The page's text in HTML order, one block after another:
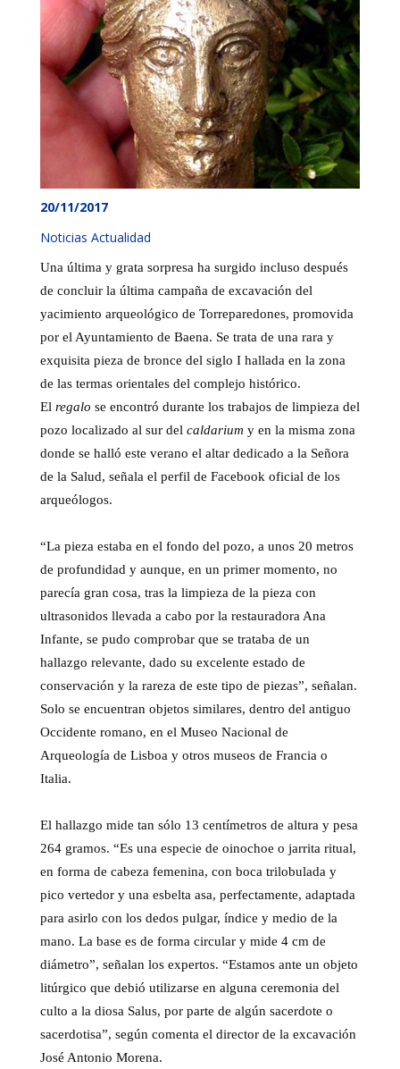
20/11/2017
Noticias Actualidad
Una última y grata sorpresa ha surgido incluso después
de concluir la última campaña de excavación del
yacimiento arqueológico de Torreparedones, promovida
por el Ayuntamiento de Baena. Se trata de una rara y
exquisita pieza de bronce del siglo I hallada en la zona
de las termas orientales del complejo histórico.
El regalo se encontró durante los trabajos de limpieza del
pozo localizado al sur del caldarium y en la misma zona
donde se halló este verano el altar dedicado a la Señora
de la Salud, señala el perfil de Facebook oficial de los
arqueólogos.
“La pieza estaba en el fondo del pozo, a unos 20 metros
de profundidad y aunque, en un primer momento, no
parecía gran cosa, tras la limpieza de la pieza con
ultrasonidos llevada a cabo por la restauradora Ana
Infante, se pudo comprobar que se trataba de un
hallazgo relevante, dado su excelente estado de
conservación y la rareza de este tipo de piezas”, señalan.
Solo se encuentran objetos similares, dentro del antiguo
Occidente romano, en el Museo Nacional de
Arqueología de Lisboa y otros museos de Francia o
Italia.
El hallazgo mide tan sólo 13 centímetros de altura y pesa
264 gramos. “Es una especie de oinochoe o jarrita ritual,
en forma de cabeza femenina, con boca trilobulada y
pico vertedor y una esbelta asa, perfectamente, adaptada
para asirlo con los dedos pulgar, índice y medio de la
mano. La base es de forma circular y mide 4 cm de
diámetro”, señalan los expertos. “Estamos ante un objeto
litúrgico que debió utilizarse en alguna ceremonia del
culto a la diosa Salus, por parte de algún sacerdote o
sacerdotisa”, según comenta el director de la excavación
José Antonio Morena.